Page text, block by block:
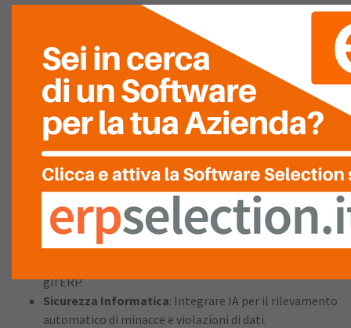
dei pazienti e l’ottimizzazione dell’uso delle risorse
3. Le Opportunità per le
Software House Italiane
Le software house italiane possono sfruttare l’IA nei propri
ERP e gestionali per offrire soluzioni più avanzate e
competitive. Alcuni spunti di sviluppo includono:
Personalizzazione Avanzata: Implementare IA per
analizzare i dati degli utenti e proporre dashboard e
funzionalità personalizzate.
Miglioramento dell’Interfaccia Utente: Usare
gli ERP.
Sicurezza Informatica: Integrare IA per il rilevamento
automatico di minacce e violazioni di dati.